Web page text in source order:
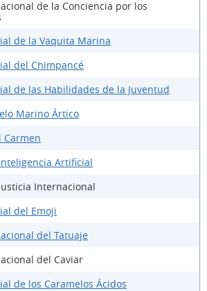
de la Conciencia por los
de la Vaquita Marina
del Chimpancé
de las Habilidades de la Juventud
Marino Ártico
Carmen
Artificial
Internacional
del Emoji
del Tatuaje
del Caviar
de los Caramelos Ácidos